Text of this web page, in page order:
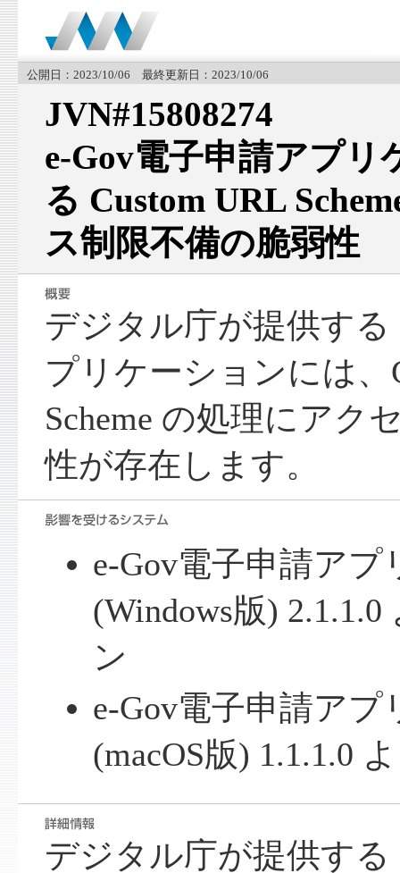
公開日：2023/10/06 最終更新日：2023/10/06
JVN#15808274
e-Gov電子申請アプリ
る Custom URL
ス制限不備の脆弱性
デジタル庁が提供する
プリケーションには、
Scheme の処理にアク
性が存在します。
e-Gov電子申請アプ
(Windows版)
ン
e-Gov電子申請アプ
(macOS版) 1.1.1.0
デジタル庁が提供する